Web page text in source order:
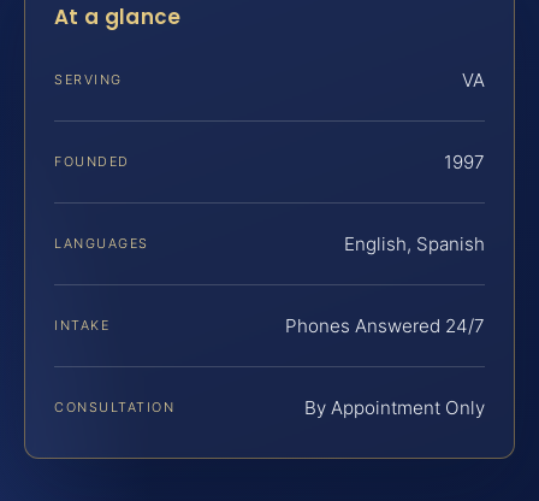
At a glance
SERVING VA
FOUNDED 1997
LANGUAGES English, Spanish
INTAKE Phones Answered 24/7
CONSULTATION By Appointment Only